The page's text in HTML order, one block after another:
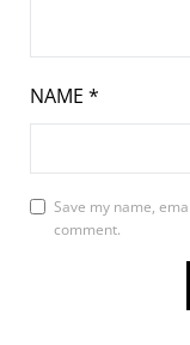
NAME *
Save my name,
comment.